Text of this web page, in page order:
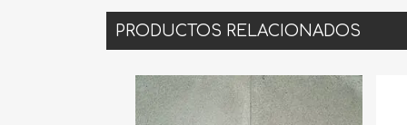
PRODUCTOS RELACIONADOS